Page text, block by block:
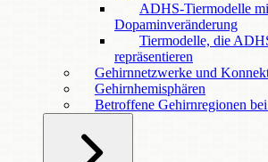
ADHS-Tiermodelle
Dopaminveränderung
Tiermodelle, die
repräsentieren
Gehirnnetzwerke und
Gehirnhemisphären
Betroffene Gehirnregionen